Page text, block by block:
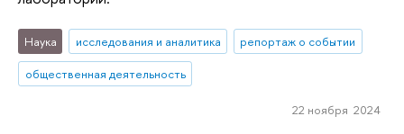
Наука исследования и аналитика
репортаж о событии
общественная деятельность
22 ноября 2024